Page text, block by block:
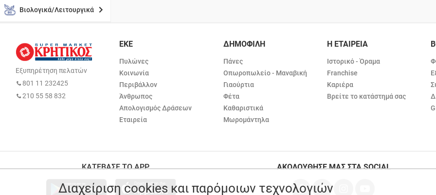
Βιολογικά/Λειτουργικά
Εξυπηρέτηση πελατών
801 11 232425
210 55 58 832
ΕΚΕ
Πυλώνες
Κοινωνία
Περιβάλλον
Άνθρωπος
Απολογισμός Δράσεων
Εταιρεία
ΔΗΜΟΦΙΛΗ
Πάνες
Οπωροπωλείο - Μαναβική
Γιαούρτια
Φέτα
Καθαριστικά
Μωρομάντηλα
Η ΕΤΑΙΡΕΙΑ
Ιστορικό - Όραμα
Franchise
Καριέρα
Βρείτε το κατάστημά σας
ΚΑΤΕΒΑΣΕ ΤΟ APP ΑΚΟΛΟΥΘΗΣΕ ΜΑΣ ΣΤΑ SOCIAL
Διαχείριση cookies και παρόμοιων τεχνολογιών